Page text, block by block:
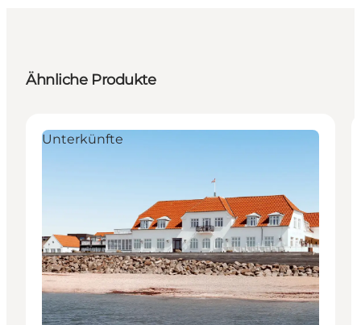
Ähnliche Produkte
Unterkünfte